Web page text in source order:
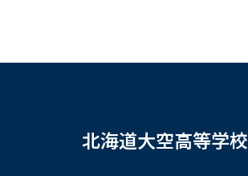
北海道大空高等学校